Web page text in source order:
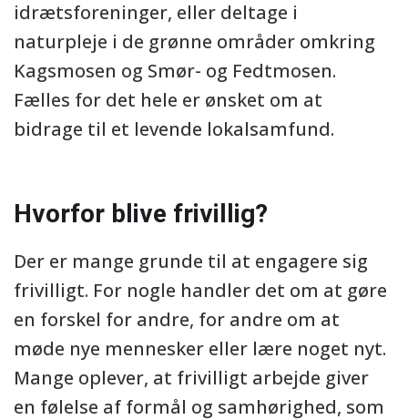
idrætsforeninger, eller deltage i
naturpleje i de grønne områder omkring
Kagsmosen og Smør- og Fedtmosen.
Fælles for det hele er ønsket om at
bidrage til et levende lokalsamfund.
Hvorfor blive frivillig?
Der er mange grunde til at engagere sig
frivilligt. For nogle handler det om at gøre
en forskel for andre, for andre om at
møde nye mennesker eller lære noget nyt.
Mange oplever, at frivilligt arbejde giver
en følelse af formål og samhørighed, som